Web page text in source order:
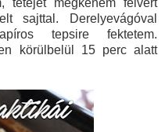
tetejét megkenem felvert
sajttal. Derelyevágóval
tepsire fektetem.
körülbelül 15 perc alatt